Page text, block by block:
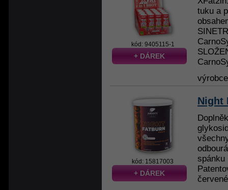
kód: 9405115-1
+ DÁREK
tuku a
kód: 15817003
+ DÁREK
Night
spánku